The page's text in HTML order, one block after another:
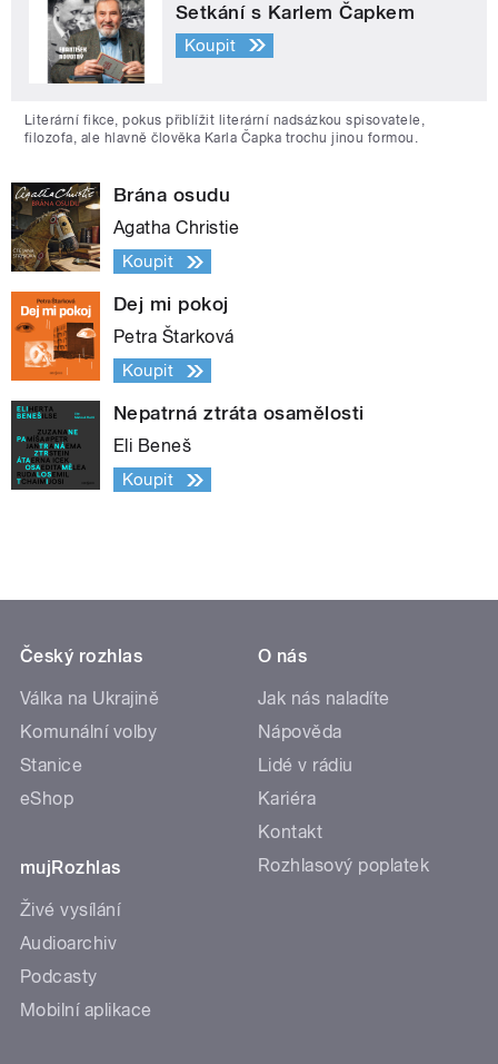
Setkání s Karlem Čapkem
Koupit
Literární fikce, pokus přiblížit literární nadsázkou spisovatele,
filozofa, ale hlavně člověka Karla Čapka trochu jinou formou.
Brána osudu
Agatha Christie
Koupit
Dej mi pokoj
Petra Štarková
Koupit
Nepatrná ztráta osamělosti
Eli Beneš
Koupit
Český rozhlas
Válka na Ukrajině
Komunální volby
Stanice
eShop
mujRozhlas
Živé vysílání
Audioarchiv
Podcasty
Mobilní aplikace
O nás
Jak nás naladíte
Nápověda
Lidé v rádiu
Kariéra
Kontakt
Rozhlasový poplatek